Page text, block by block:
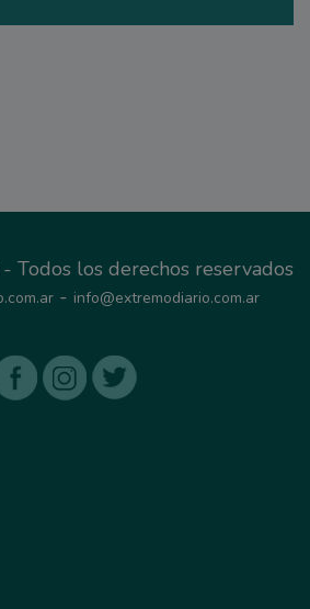
Todos los derechos reservados
- info@extremodiario.com.ar